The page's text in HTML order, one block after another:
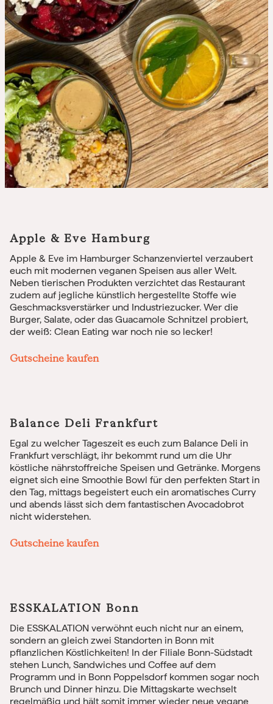
Apple & Eve Hamburg
Apple & Eve im Hamburger Schanzenviertel verzaubert
euch mit modernen veganen Speisen aus aller Welt.
Neben tierischen Produkten verzichtet das Restaurant
zudem auf jegliche künstlich hergestellte Stoffe wie
Geschmacksverstärker und Industriezucker. Wer die
Burger, Salate, oder das Guacamole Schnitzel probiert,
der weiß: Clean Eating war noch nie so lecker!
Gutscheine kaufen
Balance Deli Frankfurt
Egal zu welcher Tageszeit es euch zum Balance Deli in
Frankfurt verschlägt, ihr bekommt rund um die Uhr
köstliche nährstoffreiche Speisen und Getränke. Morgens
eignet sich eine Smoothie Bowl für den perfekten Start in
den Tag, mittags begeistert euch ein aromatisches Curry
und abends lässt sich dem fantastischen Avocadobrot
nicht widerstehen.
Gutscheine kaufen
ESSKALATION Bonn
Die ESSKALATION verwöhnt euch nicht nur an einem,
sondern an gleich zwei Standorten in Bonn mit
pflanzlichen Köstlichkeiten! In der Filiale Bonn-Südstadt
stehen Lunch, Sandwiches und Coffee auf dem
Programm und in Bonn Poppelsdorf kommen sogar noch
Brunch und Dinner hinzu. Die Mittagskarte wechselt
regelmäßig und hält somit immer wieder neue vegane